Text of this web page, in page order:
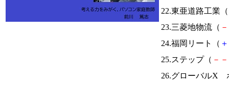
22.東亜道路工業（
23.三菱地物流（ －
24.福岡リート（ ＋
25.ステップ（ － －
26.グローバルX